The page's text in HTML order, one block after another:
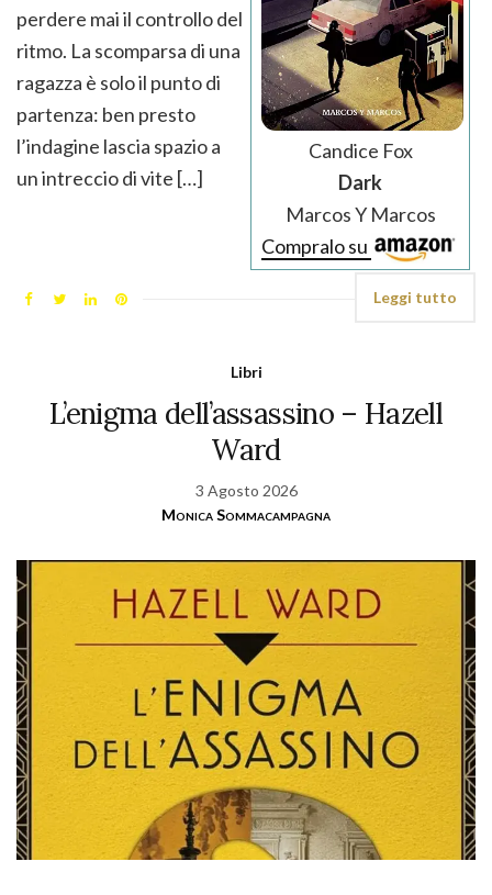
Candice Fox
Dark
Marcos Y Marcos
Compralo su
perdere mai il controllo del
ritmo. La scomparsa di una
ragazza è solo il punto di
partenza: ben presto
l’indagine lascia spazio a
un intreccio di vite […]
Leggi tutto
Libri
L’enigma dell’assassino – Hazell
Ward
3 Agosto 2026
Monica Sommacampagna